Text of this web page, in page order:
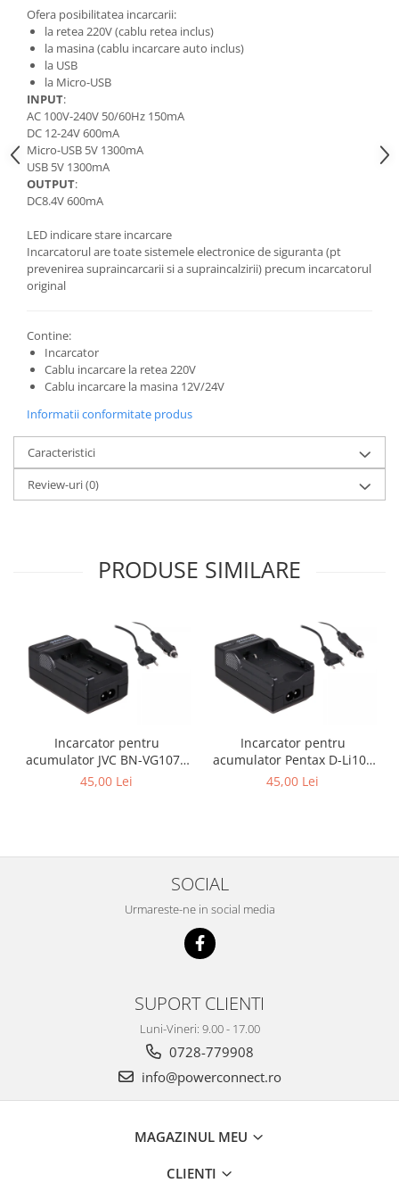
Cutite kjøk
Pachete Promo
Incarcatoare & acumulatori
Bec LED
E14
E27
Blițuri și lumini foto/video
Cablu date
Telefoane mobile
Casti
Telefoane mobile
Incarcatoare auto
Telefoane mobile
Ofera posibilitatea incarcarii:
la retea 220V (cablu retea inclus)
la masina (cablu incarcare auto inclus)
la USB
la Micro-USB
INPUT:
AC 100V-240V 50/60Hz 150mA
DC 12-24V 600mA
Micro-USB 5V 1300mA
USB 5V 1300mA
OUTPUT:
DC8.4V 600mA
LED indicare stare incarcare
Incarcatorul are toate sistemele electronice de siguranta (pt
prevenirea supraincarcarii si a supraincalzirii) precum incarcatorul
original
Contine:
Incarcator
Cablu incarcare la retea 220V
Cablu incarcare la masina 12V/24V
Informatii conformitate produs
Caracteristici
Review-uri(0)
PRODUSE SIMILARE
Incarcator pentru
acumulator JVC BN-VG107e
Patona
45,00 Lei
Incarcator pentru
acumulator Pentax D-Li109
Patona
45,00 Lei
SOCIAL
Urmareste-ne in social media
SUPORT CLIENTI
Luni-Vineri: 9.00 - 17.00
0728-779908
info@powerconnect.ro
MAGAZINUL MEU
CLIENTI